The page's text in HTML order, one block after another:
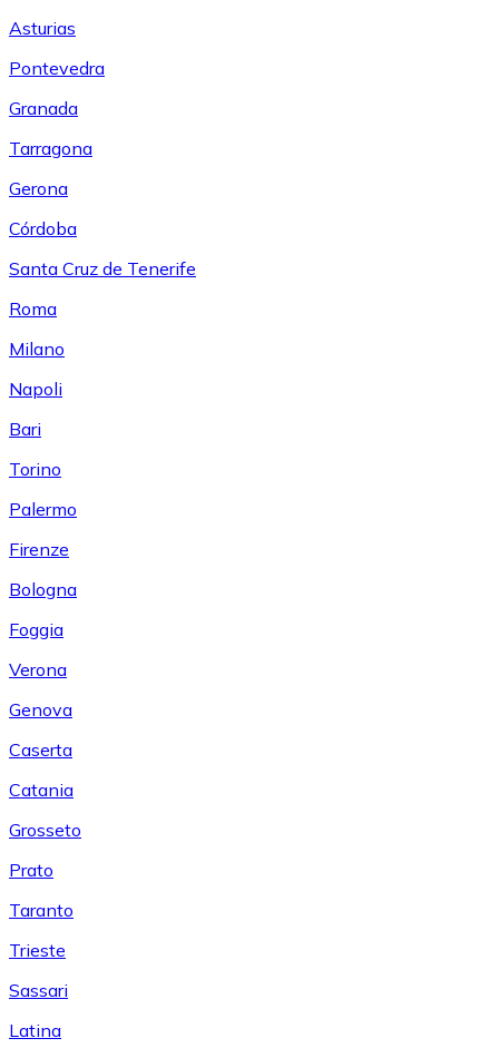
Asturias
Pontevedra
Granada
Tarragona
Gerona
Córdoba
Santa Cruz de Tenerife
Roma
Milano
Napoli
Bari
Torino
Palermo
Firenze
Bologna
Foggia
Verona
Genova
Caserta
Catania
Grosseto
Prato
Taranto
Trieste
Sassari
Latina